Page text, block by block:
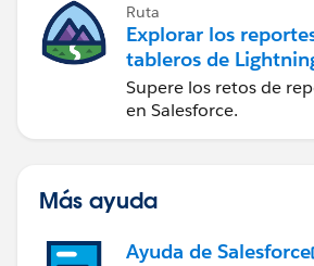
Ruta
Explorar los
tableros de
Experience
Supere los retos de
en Salesforce.
Más ayuda
Ayuda de Salesforce